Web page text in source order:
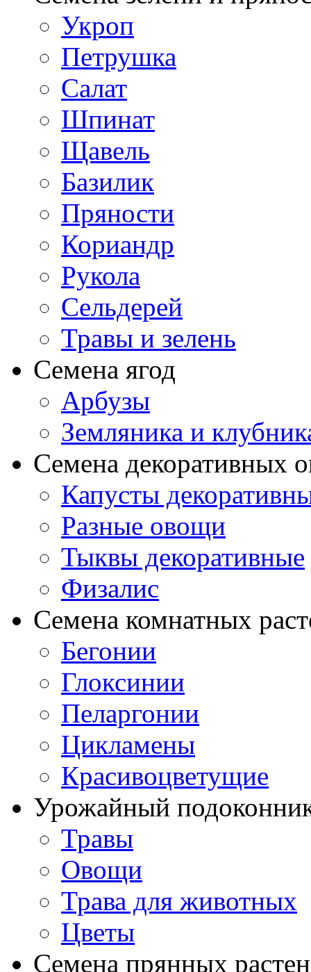
Укроп
Петрушка
Салат
Шпинат
Щавель
Базилик
Пряности
Кориандр
Рукола
Сельдерей
Травы и зелень
Семена ягод
Арбузы
Земляника и
Семена декоративных
Капусты
Разные овощи
Тыквы декоративные
Физалис
Семена комнатных
Бегонии
Глоксинии
Пеларгонии
Цикламены
Красивоцветущие
Урожайный
Травы
Овощи
Трава для животных
Цветы
Семена прянных